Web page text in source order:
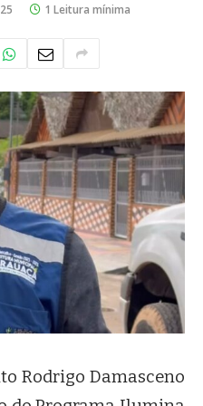
1 Leitura mínima
Rodrigo Damasceno